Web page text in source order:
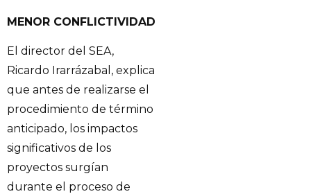
MENOR CONFLICTIVIDAD
El director del SEA,
Ricardo Irarrázabal, explica
que antes de realizarse el
procedimiento de término
anticipado, los impactos
significativos de los
proyectos surgían
durante el proceso de